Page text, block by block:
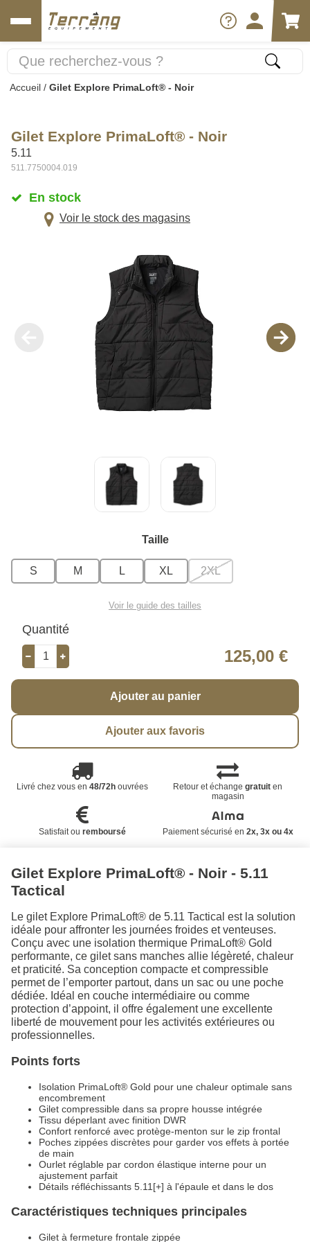
Accueil / Gilet Explore PrimaLoft® - Noir
Gilet Explore PrimaLoft® - Noir
5.11
511.7750004.019
En stock
Voir le stock des magasins
Taille
S M L XL 2XL
Voir le guide des tailles
Quantité
125,00 €
Ajouter au panier
Ajouter aux favoris
Livré chez vous en 48/72houvrées Retour et échangegratuit en
magasin
Satisfait ou remboursé Paiement sécurisé en 2x, 3x ou 4x
Gilet Explore PrimaLoft® - Noir - 5.11
Tactical
Le gilet Explore PrimaLoft® de 5.11 Tactical est la solution
idéale pour affronter les journées froides et venteuses.
Conçu avec une isolation thermique PrimaLoft® Gold
performante, ce gilet sans manches allie légèreté, chaleur
et praticité. Sa conception compacte et compressible
permet de l’emporter partout, dans un sac ou une poche
dédiée. Idéal en couche intermédiaire ou comme
protection d’appoint, il offre également une excellente
liberté de mouvement pour les activités extérieures ou
professionnelles.
Points forts
Isolation PrimaLoft® Gold pour une chaleur optimale sans
encombrement
Gilet compressible dans sa propre housse intégrée
Tissu déperlant avec finition DWR
Confort renforcé avec protège-menton sur le zip frontal
Poches zippées discrètes pour garder vos effets à portée
de main
Ourlet réglable par cordon élastique interne pour un
ajustement parfait
Détails réfléchissants 5.11[+] à l'épaule et dans le dos
Caractéristiques techniques principales
Gilet à fermeture frontale zippée